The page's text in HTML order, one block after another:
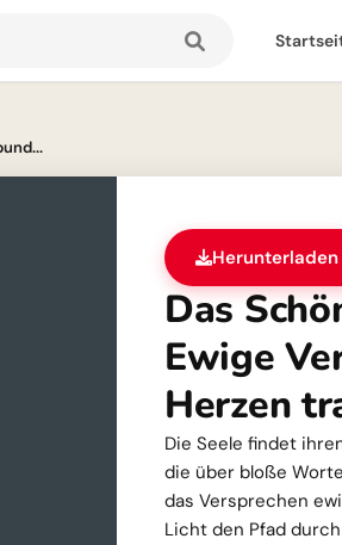
Herunterladen
Das
Ewige
Herzen
Die Seele findet
die über bloße
das Versprechen
Licht den Pfad